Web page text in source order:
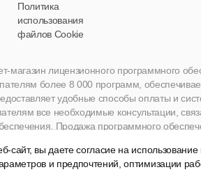
Политика
использования
файлов Cookie
магазин лицензионного программного
более 8 000 программ,
удобные способы оплаты и
все необходимые консультации,
Продажа программного
сайт, вы даете согласие на
и предпочтений, оптимизации